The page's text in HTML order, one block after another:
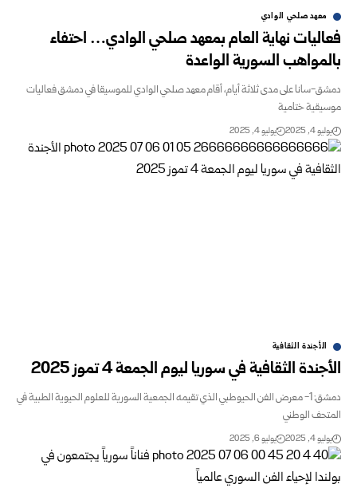
معهد صلحي الوادي
فعاليات نهاية العام بمعهد صلحي الوادي… احتفاء
بالمواهب السورية الواعدة
دمشق-سانا على مدى ثلاثة أيام، أقام معهد صلحي الوادي للموسيقا في دمشق فعاليات
موسيقية ختامية
يوليو 4, 2025 يوليو 4, 2025
الأجندة الثقافية
الأجندة الثقافية في سوريا ليوم الجمعة 4 تموز 2025
دمشق: 1- معرض الفن الحيوطبي الذي تقيمه الجمعية السورية للعلوم الحيوية الطبية في
المتحف الوطني
يوليو 4, 2025 يوليو 6, 2025